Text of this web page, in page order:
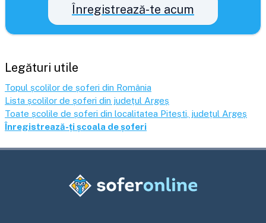
Înregistrează-te acum
Legături utile
Topul școlilor de șoferi din România
Lista școlilor de șoferi din județul Argeș
Toate școlile de șoferi din localitatea Pitești , județul Argeș
Înregistrează-ți școala de șoferi